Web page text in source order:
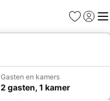
Favorieten
Gasten en kamers
2 gasten, 1 kamer